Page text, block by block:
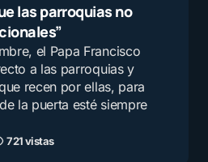
las parroquias no
el Papa Francisco
a las parroquias y
recen por ellas, para
la puerta esté siempre
721 vistas